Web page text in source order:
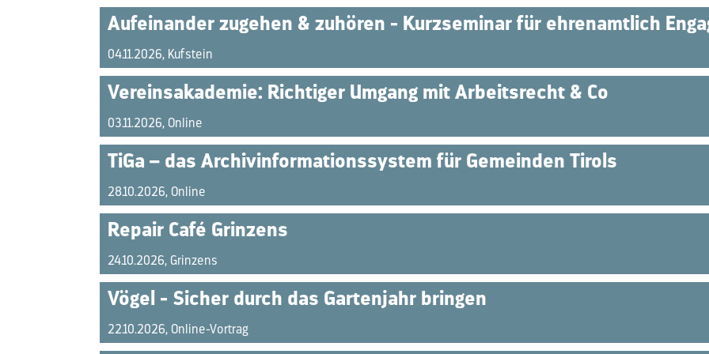
Aufeinander zugehen & zuhören - Kurzseminar für ehrenamtlich
04.11.2026, Kufstein
Vereinsakademie: Richtiger Umgang mit Arbeitsrecht & Co
03.11.2026, Online
TiGa – das Archivinformationssystem für Gemeinden Tirols
28.10.2026, Online
Repair Café Grinzens
24.10.2026, Grinzens
Vögel - Sicher durch das Gartenjahr bringen
22.10.2026, Online-Vortrag